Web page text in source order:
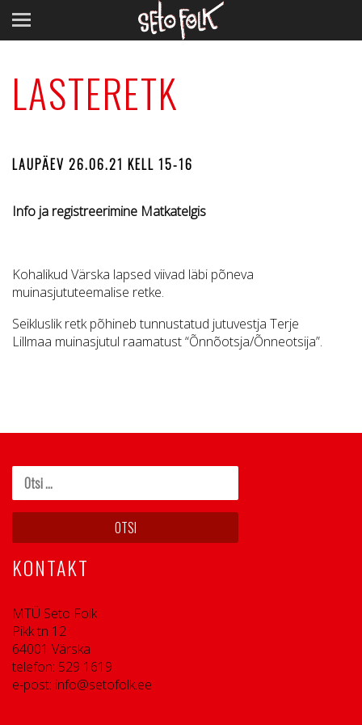
LASTERETK
LAUPÄEV 26.06.21 KELL 15-16
Info ja registreerimine Matkatelgis
Kohalikud Värska lapsed viivad läbi põneva
muinasjututeemalise retke.
Seikluslik retk põhineb tunnustatud jutuvestja Terje
Lillmaa muinasjutul raamatust “Õnnõotsja/Õnneotsija”.
KONTAKT
MTÜ Seto Folk
Pikk tn 12
64001 Värska
telefon: 529 1619
e-post: info@setofolk.ee